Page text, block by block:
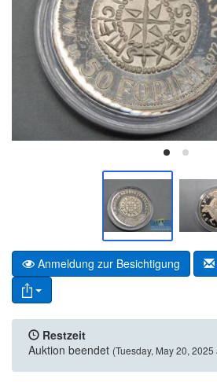
Anmeldung zur Besichtigung
Restzeit
Auktion beendet (Tuesday, May 20,